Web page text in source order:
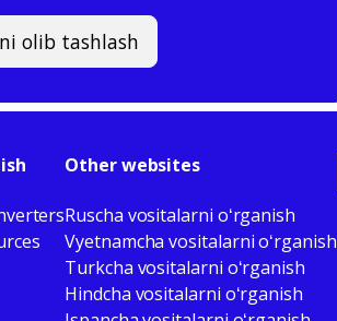
olib tashlash
Other websites
Ruscha vositalarni oʻrganish
Vyetnamcha vositalarni oʻrganish
Turkcha vositalarni oʻrganish
Hindcha vositalarni oʻrganish